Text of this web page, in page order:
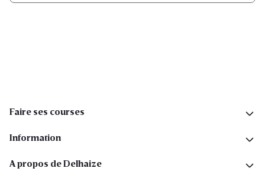
Faire ses courses
Information
A propos de Delhaize